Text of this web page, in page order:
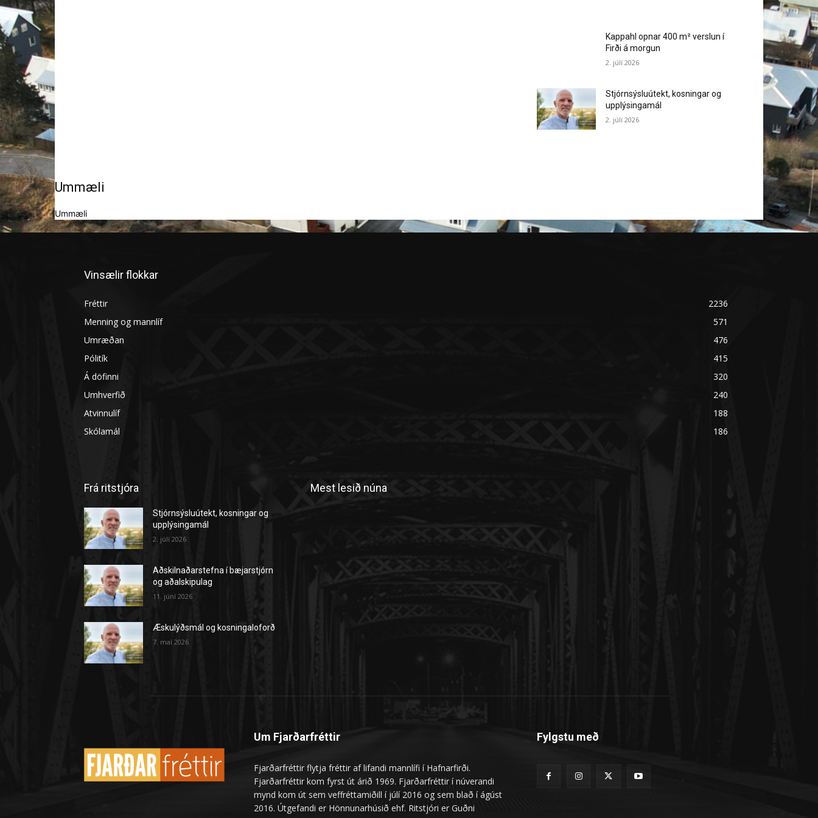
Kappahl opnar 400 m² verslun í
Firði á morgun
2. júlí 2026
Stjórnsýsluútekt, kosningar og
upplýsingamál
2. júlí 2026
Ummæli
Ummæli
Vinsælir flokkar
Fréttir
2236
Menning og mannlíf
571
Umræðan
476
Pólitík
415
Á döfinni
320
Umhverfið
240
Atvinnulíf
188
Skólamál
186
Frá ritstjóra
Stjórnsýsluútekt, kosningar og
upplýsingamál
2. júlí 2026
Aðskilnaðarstefna í bæjarstjórn
og aðalskipulag
11. júní 2026
Æskulýðsmál og kosningaloforð
7. maí 2026
Mest lesið núna
Um Fjarðarfréttir
Fjarðarfréttir flytja fréttir af lifandi mannlífi í Hafnarfirði.
Fjarðarfréttir kom fyrst út árið 1969. Fjarðarfréttir í núverandi
mynd kom út sem veffréttamiðill í júlí 2016 og sem blað í ágúst
2016. Útgefandi er Hönnunarhúsið ehf. Ritstjóri er Guðni
Fylgstu með